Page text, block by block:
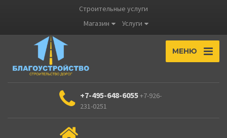
Строительные услуги
Магазин
Услуги
МЕНЮ
+7-495-648-6055+7-926-
231-0251